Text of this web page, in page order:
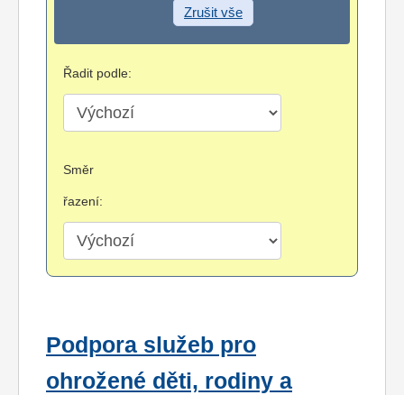
Zrušit vše
Řadit podle:
Směr
řazení:
Podpora služeb pro
ohrožené děti, rodiny a